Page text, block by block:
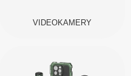
VIDEOKAMERY